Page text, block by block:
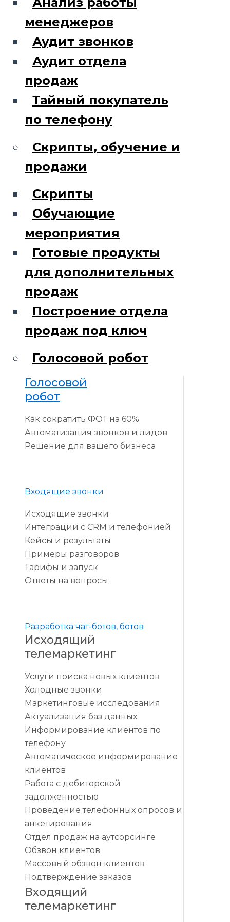
менеджеров
Аудит звонков
Аудит отдела
продаж
Тайный покупатель
по телефону
Скрипты, обучение и
продажи
Скрипты
Обучающие
мероприятия
Готовые продукты
для дополнительных
продаж
Построение отдела
продаж под ключ
Голосовой робот
Голосовой
робот
Как сократить ФОТ на 60%
Автоматизация звонков и лидов
Решение для вашего бизнеса
Входящие звонки
Исходящие звонки
Интеграции с CRM и телефонией
Кейсы и результаты
Примеры разговоров
Тарифы и запуск
Ответы на вопросы
Разработка чат-ботов, ботов
Исходящий
телемаркетинг
Услуги поиска новых клиентов
Холодные звонки
Маркетинговые исследования
Актуализация баз данных
Информирование клиентов по
телефону
Автоматическое информирование
клиентов
Работа с дебиторской
задолженностью
Проведение телефонных опросов и
анкетирования
Отдел продаж на аутсорсинге
Обзвон клиентов
Массовый обзвон клиентов
Подтверждение заказов
Входящий
телемаркетинг